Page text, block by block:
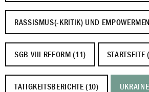
RASSISMUS(-KRITIK) UND
SGB VIII REFORM (11) STARTSEITE
TÄTIGKEITSBERICHTE (10)